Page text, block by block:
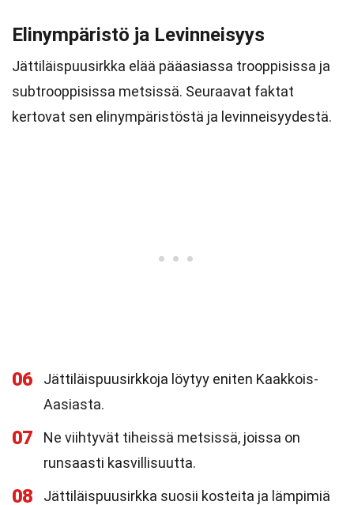
Elinympäristö ja Levinneisyys
Jättiläispuusirkka elää pääasiassa trooppisissa ja
subtrooppisissa metsissä. Seuraavat faktat
kertovat sen elinympäristöstä ja levinneisyydestä.
06
Jättiläispuusirkkoja löytyy eniten Kaakkois-
Aasiasta.
07
Ne viihtyvät tiheissä metsissä, joissa on
runsaasti kasvillisuutta.
08 Jättiläispuusirkka suosii kosteita ja lämpimiä